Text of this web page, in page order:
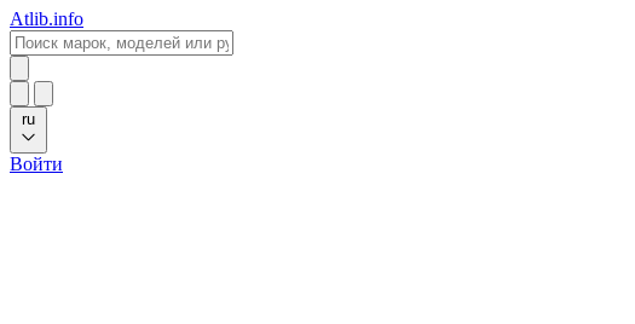
Atlib.info
ru
Войти